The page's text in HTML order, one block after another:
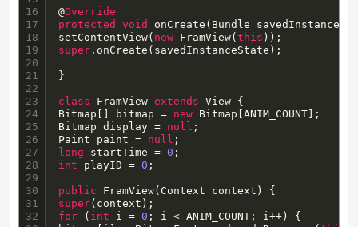
16
17
18
19
20
21
22
23
24
25
26
27
28
29
30
31
32
@Override
protected
void
onCreate(Bundle
setContentView( new FramView(this
super .onCreate(savedInstanceState);
}
class FramView extends View {
Bitmap[] bitmap = new Bitmap[ANIM_COUNT];
Bitmap display = null ;
Paint paint = null
long startTime = 0
int playID = 0 ;
public
super
for ( int i = 0 ; i < ANIM_COUNT; i++) {